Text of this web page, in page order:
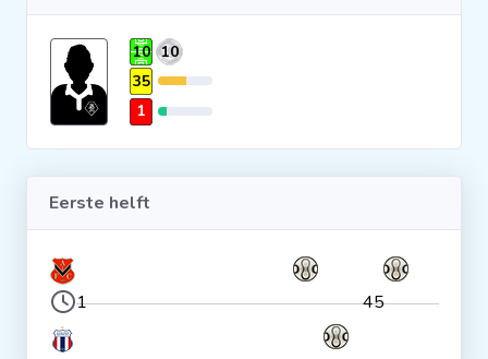
Statistieken
Overige links
10 10
35
1
Eerste helft
1 45